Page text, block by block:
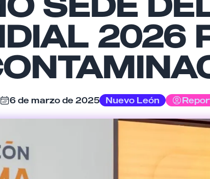
2026
6 de marzo de 2025 Nuevo León
Cancelar Enviar